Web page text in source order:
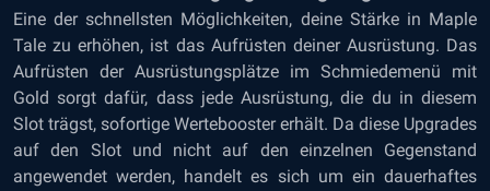
Eine der schnellsten Möglichkeiten, deine Stärke in Maple
Tale zu erhöhen, ist das Aufrüsten deiner Ausrüstung. Das
Aufrüsten der Ausrüstungsplätze im Schmiedemenü mit
Gold sorgt dafür, dass jede Ausrüstung, die du in diesem
Slot trägst, sofortige Wertebooster erhält. Da diese Upgrades
auf den Slot und nicht auf den einzelnen Gegenstand
angewendet werden, handelt es sich um ein dauerhaftes